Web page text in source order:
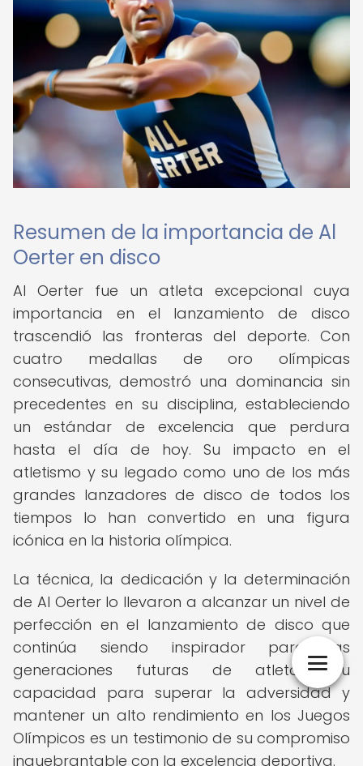
Resumen de la importancia de Al
Oerter en disco
Al Oerter fue un atleta excepcional cuya
importancia en el lanzamiento de disco
trascendió las fronteras del deporte. Con
cuatro medallas de oro olímpicas
consecutivas, demostró una dominancia sin
precedentes en su disciplina, estableciendo
un estándar de excelencia que perdura
hasta el día de hoy. Su impacto en el
atletismo y su legado como uno de los más
grandes lanzadores de disco de todos los
tiempos lo han convertido en una figura
icónica en la historia olímpica.
La técnica, la dedicación y la determinación
de Al Oerter lo llevaron a alcanzar un nivel de
perfección en el lanzamiento de disco que
continúa siendo inspirador para las
generaciones futuras de atletas. Su
capacidad para superar la adversidad y
mantener un alto rendimiento en los Juegos
Olímpicos es un testimonio de su compromiso
inquebrantable con la excelencia deportiva.